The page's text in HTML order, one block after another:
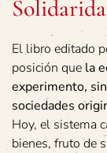
El libro editado
posición que la
experimento,
sociedades
Hoy, el sistema
bienes, fruto de